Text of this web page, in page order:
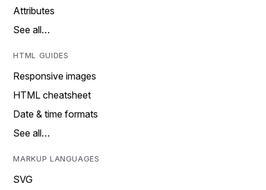
Attributes
See all…
HTML GUIDES
Responsive images
HTML cheatsheet
Date & time formats
See all…
MARKUP LANGUAGES
SVG